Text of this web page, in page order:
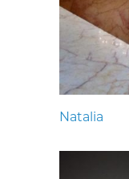
Natalia